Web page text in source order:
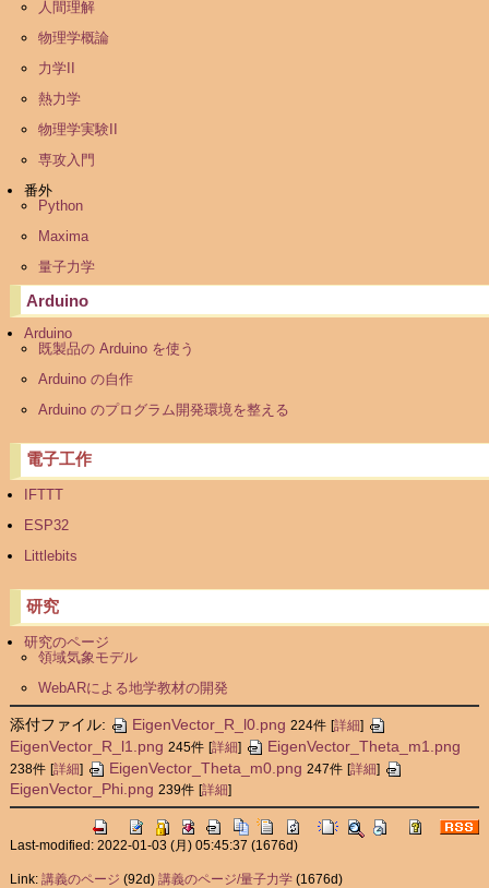
人間理解
物理学概論
力学II
熱力学
物理学実験II
専攻入門
番外
Python
Maxima
量子力学
Arduino
Arduino
既製品の Arduino を使う
Arduino の自作
Arduino のプログラム開発環境を整える
電子工作
IFTTT
ESP32
Littlebits
研究
研究のページ
領域気象モデル
WebARによる地学教材の開発
添付ファイル: EigenVector_R_l0.png 224件 [詳細]
EigenVector_R_l1.png 245件 [詳細] EigenVector_Theta_m1.png
238件 [詳細] EigenVector_Theta_m0.png 247件 [詳細]
EigenVector_Phi.png 239件 [詳細]
Last-modified: 2022-01-03 (月) 05:45:37 (1676d)
Link: 講義のページ (92d) 講義のページ/量子力学(1676d)